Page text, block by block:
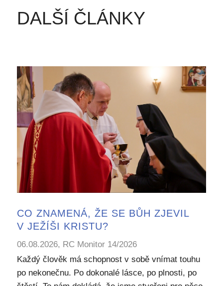
DALŠÍ ČLÁNKY
CO ZNAMENÁ, ŽE SE BŮH ZJEVIL
V JEŽÍŠI KRISTU?
06.08.2026, RC Monitor 14/2026
Každý člověk má schopnost v sobě vnímat touhu
po nekonečnu. Po dokonalé lásce, po plnosti, po